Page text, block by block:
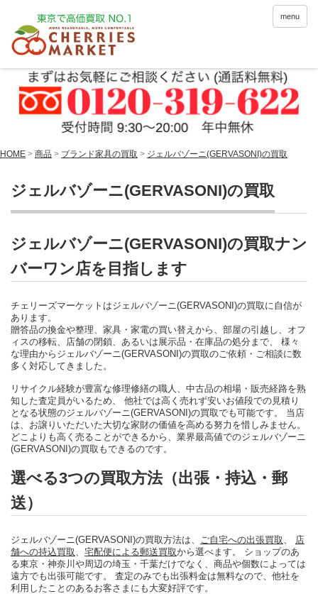
menu
HOME > 商品 > ブランド家具の買取 > ジェルバゾーニ(GERVASONI)の買取
ジェルバゾーニ(GERVASONI)の買取
ジェルバゾーニ(GERVASONI)の買取ナン
バーワン店を目指します
チェリーズマーケットはジェルバゾーニ(GERVASONI)の買取に自信が
あります。
贈答品の換金や整理、家具・家電の買い替えから、部屋の引越し、オフ
ィスの移転、店舗の閉鎖、あるいは展示品・在庫品の処分まで、 様々
な理由からジェルバゾーニ(GERVASONI)の買取のご依頼・ご相談に数
多く対応してきました。
リサイクル経験が豊富な修理修繕の職人、中古品の相場・販売経路を熟
知した査定員がいるため、 他社では高く売れず安いお値段での見積り
となる状態のジェルバゾーニ(GERVASONI)の買取でも可能です。 当店
は、お譲りいただいた大切な家財の価値を高める努力を惜しみません。
どこよりも高く売ることができるから、業界最高値でのジェルバゾーニ
(GERVASONI)の買取もできるのです。
選べる3つの買取方法（出張・持込・郵
送）
ジェルバゾーニ(GERVASONI)の買取方法は、 ご自宅への出張買取
店
舗への持込買取
宅配便による郵送買取から選べます。 ショップのあ
る東京・神奈川や周辺の埼玉・千葉だけでなく、商品や個数によっては
遠方でも出張可能です。 査定のみでも出張料金は無料なので、他社を
利用したことのあるお客さまにも大変好評です。